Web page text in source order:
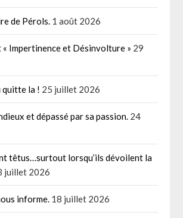
de Pérols. 1 août 2026
« Impertinence et Désinvolture » 29
quitte la ! 25 juillet 2026
et dépassé par sa passion. 24
têtus…surtout lorsqu’ils dévoilent la
juillet 2026
informe. 18 juillet 2026